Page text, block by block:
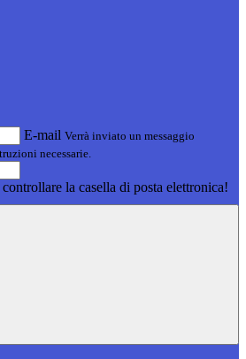
E-mail Verrà inviato un messaggio
necessarie.
la casella di posta elettronica!